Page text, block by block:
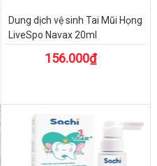
Dung dịch vệ sinh Tai Mũi Họng
LiveSpo Navax 20ml
156.000₫